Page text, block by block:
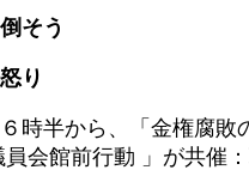
そう
り
時半から、「金権腐敗
会館前行動 」が共催